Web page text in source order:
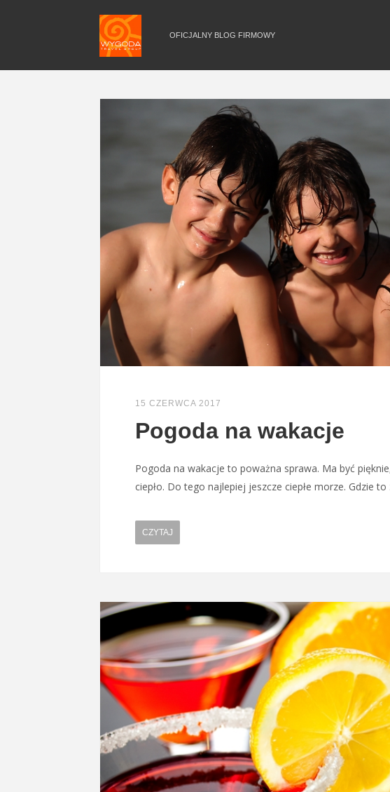
OFICJALNY BLOG FIRMOWY
15 CZERWCA 2017
Pogoda na wakacje
Pogoda na wakacje to poważna sprawa. Ma być
ciepło. Do tego najlepiej jeszcze ciepłe morze. Gdzie to
CZYTAJ